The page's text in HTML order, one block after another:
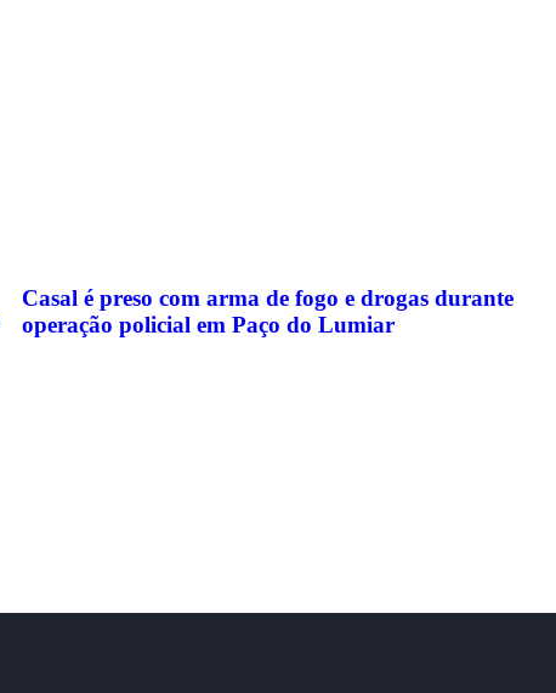
Casal é preso com arma de fogo e drogas durante
operação policial em Paço do Lumiar